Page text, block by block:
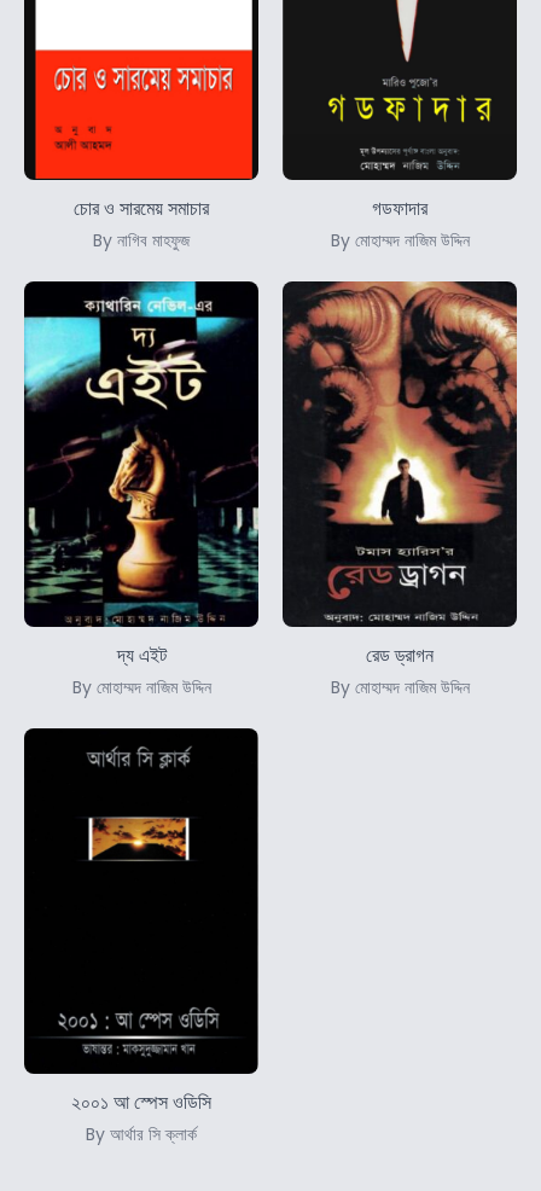
চোর ও সারমেয় সমাচার
By নাগিব মাহফুজ
গডফাদার
By মোহাম্মদ নাজিম উদ্দিন
দ্য এইট
By মোহাম্মদ নাজিম উদ্দিন
রেড ড্রাগন
By মোহাম্মদ নাজিম উদ্দিন
২০০১ আ স্পেস ওডিসি
By আর্থার সি ক্লার্ক